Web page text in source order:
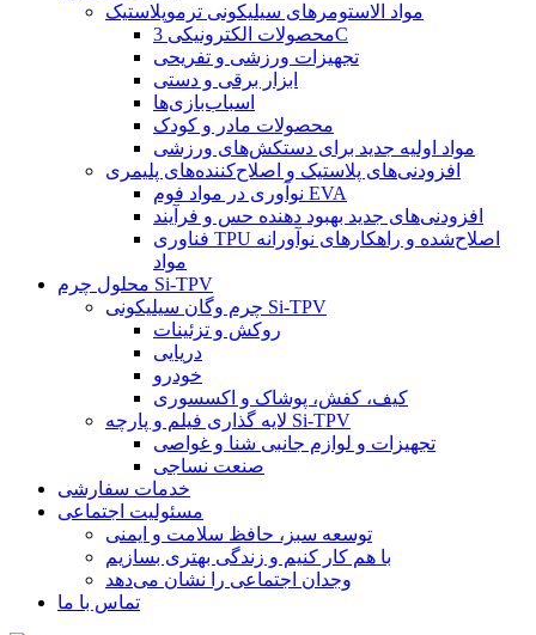
مواد الاستومرهای سیلیکونی ترموپلاستیک
محصولات الکترونیکی 3C
تجهیزات ورزشی و تفریحی
ابزار برقی و دستی
اسباب‌بازی‌ها
محصولات مادر و کودک
مواد اولیه جدید برای دستکش‌های ورزشی
افزودنی‌های پلاستیک و اصلاح‌کننده‌های پلیمری
نوآوری در مواد فوم EVA
افزودنی‌های جدید بهبود دهنده حس و فرآیند
فناوری TPU اصلاح‌شده و راهکارهای نوآورانه
مواد
محلول چرم Si-TPV
چرم وگان سیلیکونی Si-TPV
روکش و تزئینات
دریایی
خودرو
کیف، کفش، پوشاک و اکسسوری
لایه گذاری فیلم و پارچه Si-TPV
تجهیزات و لوازم جانبی شنا و غواصی
صنعت نساجی
خدمات سفارشی
مسئولیت اجتماعی
توسعه سبز، حافظ سلامت و ایمنی
با هم کار کنیم و زندگی بهتری بسازیم
وجدان اجتماعی را نشان می‌دهد
تماس با ما